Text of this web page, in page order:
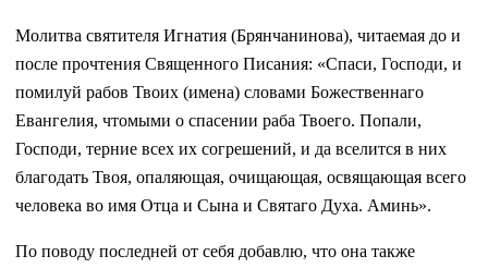
Молитва святителя Игнатия (Брянчанинова), читаемая до и
после прочтения Священного Писания: «Спаси, Господи, и
помилуй рабов Твоих (имена) словами Божественнаго
Евангелия, чтомыми о спасении раба Твоего. Попали,
Господи, терние всех их согрешений, и да вселится в них
благодать Твоя, опаляющая, очищающая, освящающая всего
человека во имя Отца и Сына и Святаго Духа. Аминь».
По поводу последней от себя добавлю, что она также